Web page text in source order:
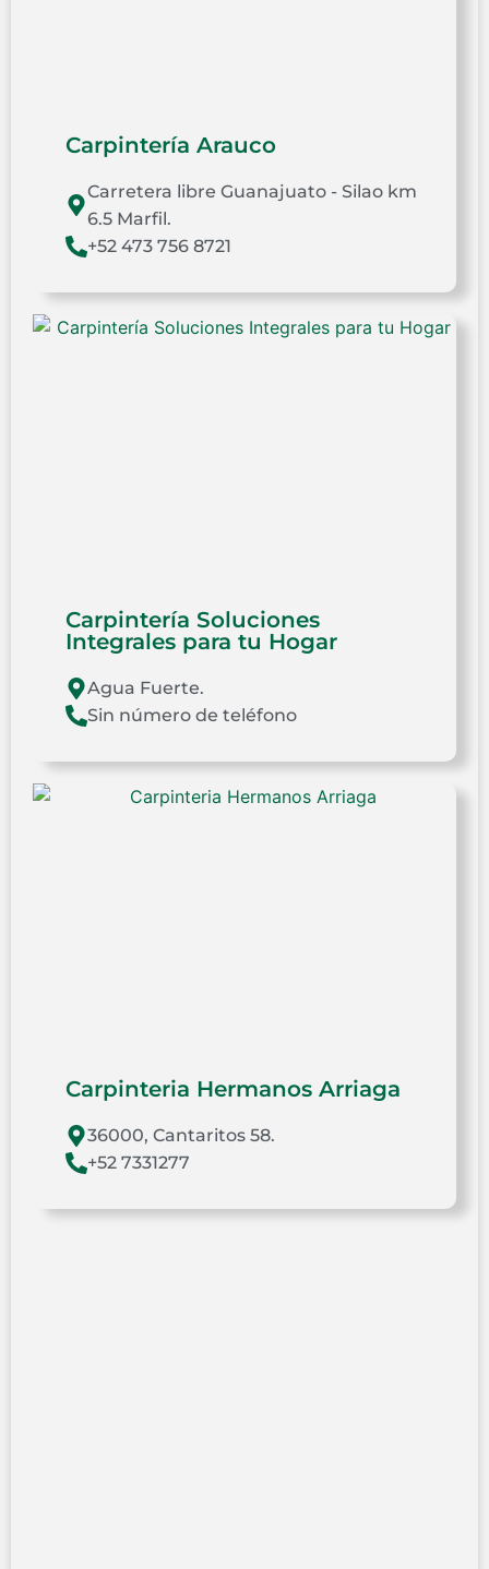
Carpintería Arauco
Carretera libre Guanajuato - Silao km
6.5 Marfil.
+52 473 756 8721
Carpintería Soluciones
Integrales para tu Hogar
Agua Fuerte.
Sin número de teléfono
Carpinteria Hermanos Arriaga
36000, Cantaritos 58.
+52 7331277